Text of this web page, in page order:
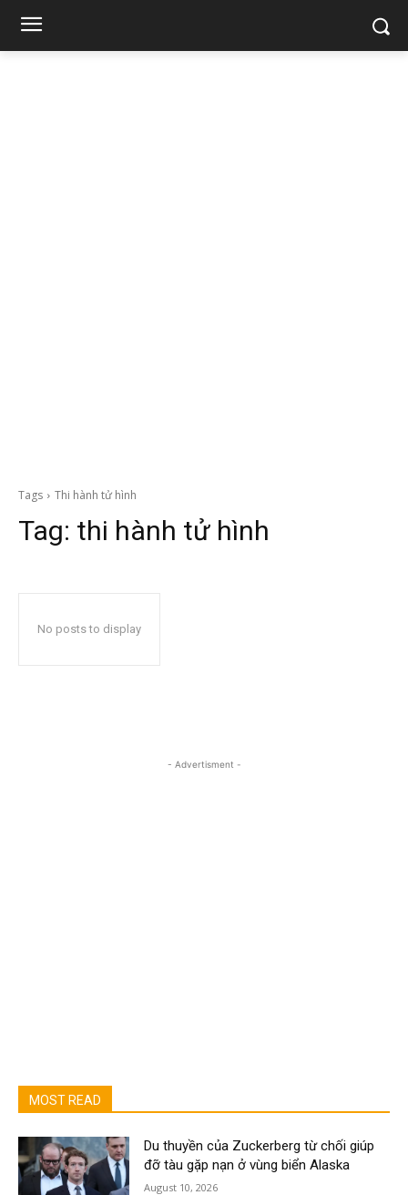
Tags Thi hành tử hình
Tag: thi hành tử hình
No posts to display
- Advertisment -
MOST READ
Du thuyền của Zuckerberg từ chối giúp
đỡ tàu gặp nạn ở vùng biển Alaska
August 10, 2026